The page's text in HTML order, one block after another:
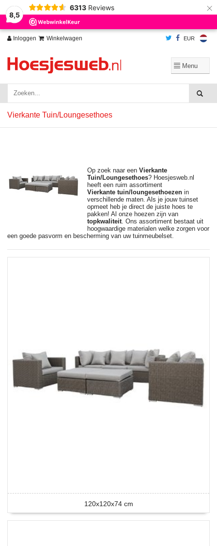
8,5
6313 Reviews ×
Inloggen Winkelwagen EUR
Vierkante Tuin/Loungesethoes
Op zoek naar een Vierkante
Tuin/Loungesethoes? Hoesjesweb.nl
heeft een ruim assortiment
Vierkante tuin/ loungesethoezen in
verschillende maten. Als je jouw tuinset
opmeet heb je direct de juiste hoes te
pakken! Al onze hoezen zijn van
topkwaliteit. Ons assortiment bestaat uit
hoogwaardige materialen welke zorgen voor
een goede pasvorm en bescherming van uw tuinmeubelset.
120x120x74 cm
Wij slaan cookies op om onze website te verbeteren. Is dat akkoord?
Ja
Nee